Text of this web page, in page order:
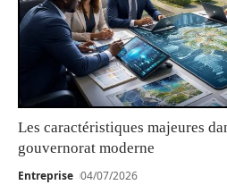
Les caractéristiques majeures
gouvernorat moderne
Entreprise 04/07/2026